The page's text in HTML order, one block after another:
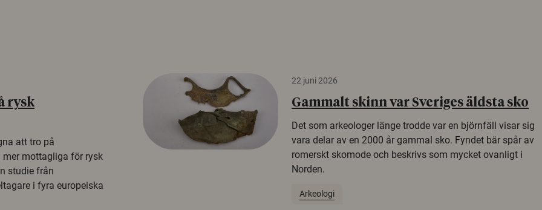
rysk
att tro på
mottagliga för rysk
studie från
i fyra europeiska
22 juni 2026
Gammalt skinn var Sveriges äldsta sko
Det som arkeologer länge trodde var en björnfäll visar sig
vara delar av en 2000 år gammal sko. Fyndet bär spår av
romerskt skomode och beskrivs som mycket ovanligt i
Norden.
Arkeologi